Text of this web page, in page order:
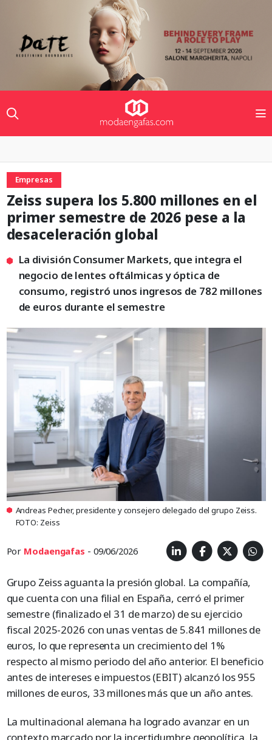
Empresas
Zeiss supera los 5.800 millones en el
primer semestre de 2026 pese a la
desaceleración global
La división Consumer Markets, que integra el
negocio de lentes oftálmicas y óptica de
consumo, registró unos ingresos de 782 millones
de euros durante el semestre
Andreas Pecher, presidente y consejero delegado del grupo Zeiss.
FOTO: Zeiss
Por Modaengafas - 09/06/2026
Grupo Zeiss aguanta la presión global. La compañía,
que cuenta con una filial en España, cerró el primer
semestre (finalizado el 31 de marzo) de su ejercicio
fiscal 2025-2026 con unas ventas de 5.841 millones de
euros, lo que representa un crecimiento del 1%
respecto al mismo periodo del año anterior. El beneficio
antes de intereses e impuestos (EBIT) alcanzó los 955
millones de euros, 33 millones más que un año antes.
La multinacional alemana ha logrado avanzar en un
contexto marcado por la incertidumbre geopolítica, la